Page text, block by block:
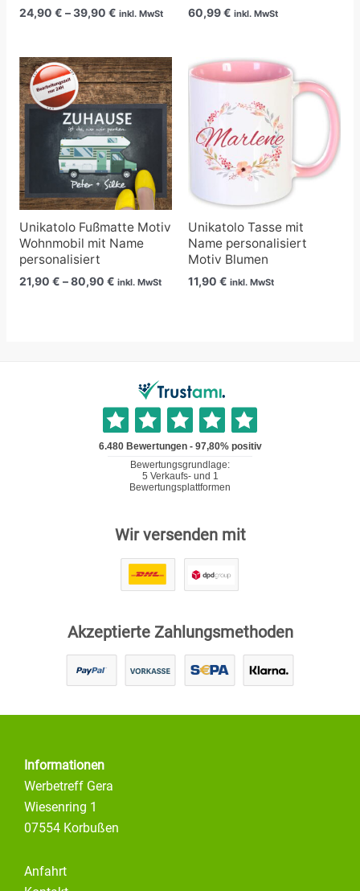
24,90 € –39,90 € inkl. MwSt 60,99€ inkl. MwSt
Unikatolo Fußmatte Motiv
Wohnmobil mit Name
personalisiert
21,90 € –80,90 €
Preisspanne:
21,90 €
bis
80,90 €
inkl. MwSt
Unikatolo Tasse mit
Name personalisiert
Motiv Blumen
11,90 € inkl. MwSt
Wir versenden mit
Akzeptierte Zahlungsmethoden
Informationen
Werbetreff Gera
Wiesenring 1
07554 Korbußen
Anfahrt